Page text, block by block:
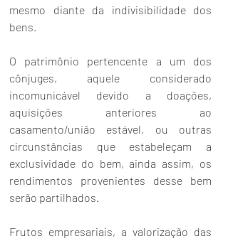
mesmo diante da indivisibilidade dos
bens.
O patrimônio pertencente a um dos
cônjuges, aquele considerado
incomunicável devido a doações,
aquisições anteriores ao
casamento/união estável, ou outras
circunstâncias que estabeleçam a
exclusividade do bem, ainda assim, os
rendimentos provenientes desse bem
serão partilhados.
Frutos empresariais, a valorização das